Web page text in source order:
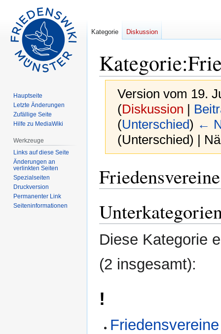
Kategorie:
Version vom 19.
(Diskussion |
(Unterschied) ←
(Unterschied) |
Navigation
springen
Suche
springen
Diese Kategorie
(2 insgesamt):
!
Kategorie Diskussion
Hauptseite
Letzte Änderungen
Zufällige Seite
Hilfe zu MediaWiki
Werkzeuge
Links auf diese Seite
Änderungen an
verlinkten Seiten
Spezialseiten
Druckversion
Permanenter Link
Seiten­informationen